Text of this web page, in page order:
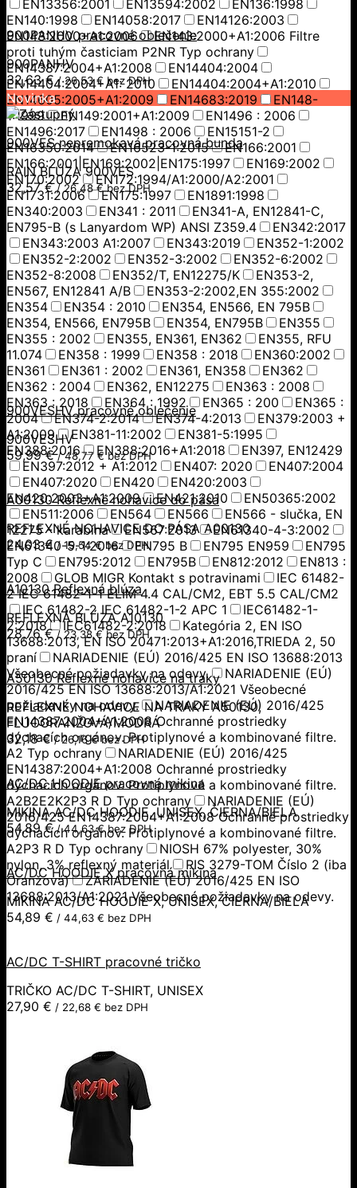
EN13356:2001 EN13594:2002
EN136:1998
EN140:1998
EN14058:2017
EN14126:2003
EN143:2000+A1:2006
EN143:2000+A1:2006 Filtre
proti tuhým časticiam P2NR Typ ochrany
EN14387:2004+A1:2008
EN14404:2004
EN14404:2004+A1: 2010
EN14404:2004+A1:2010
EN14605:2005+A1:2009
EN14683:2019
EN148-
1:1999
EN149:2001+A1:2009
EN1496 : 2006
EN1496:2017
EN1498 : 2006
EN15151-2
EN16350:2014
EN16523-1:2015
EN166:2001
EN166:2001|EN169:2002|EN175:1997
EN169:2002
EN170:2002
EN172:1994/A1:2000/A2:2001
EN1731:2006
EN175:1997
EN1891:1998
EN340:2003
EN341 : 2011
EN341-A, EN12841-C,
EN795-B (s Lanyardom WP) ANSI Z359.4
EN342:2017
EN343:2003 A1:2007
EN343:2019
EN352-1:2002
EN352-2:2002
EN352-3:2002
EN352-6:2002
EN352-8:2008
EN352/T, EN12275/K
EN353-2,
EN567, EN12841 A/B
EN353-2:2002,EN 355:2002
EN354
EN354 : 2010
EN354, EN566, EN 795B
EN354, EN566, EN795B
EN354, EN795B
EN355
EN355 : 2002
EN355, EN361, EN362
EN355, RFU
11.074
EN358 : 1999 EN358 : 2018
EN360:2002
EN361
EN361 : 2002 EN361, EN358
EN362
EN362 : 2004
EN362, EN12275
EN363 : 2008
EN363 : 2018
EN364 : 1992 EN365 : 200
EN365 :
2004
EN374-2:2014 EN374-4:2013
EN379:2003 +
A1:2009
EN381-11:2002
EN381-5:1995
EN388:2016
EN388:2016+A1:2018
EN397, EN12429
EN397:2012 + A1:2012
EN407: 2020
EN407:2004
EN407:2020
EN420
EN420:2003
EN420:2003+A1:2009
EN421:2010
EN50365:2002
EN511:2006
EN564 EN566
EN566 - slučka, EN
12275 - karabína
EN567:2013
EN61340-4-3:2002
EN61340-5-1:2016
EN795 B EN795 EN959
EN795
Typ C
EN795:2012 EN795B EN812:2012
EN813 :
2008
GLOB MIGR Kontakt s potravinami
IEC 61482-
2 IEC 61482-1-1 ELIM 4.4 CAL/CM2, EBT 5.5 CAL/CM2
IEC 61482-2 IEC 61482-1-2 APC 1
IEC61482-1-
2:2018
IEC61482-2:2018
Kategória 2, EN ISO
13688:2013, EN ISO 20471:2013+A1:2016,TRIEDA 2, 50
praní
NARIADENIE (EÚ) 2016/425 EN ISO 13688:2013
Všeobecné požiadavky na odevy.
NARIADENIE (EÚ)
2016/425 EN ISO 13688:2013/A1:2021 Všeobecné
požiadavky na odevy.
NARIADENIE (EÚ) 2016/425
EN14387:2004+A1:2008 Ochranné prostriedky
dýchacích orgánov. Protiplynové a kombinované filtre.
A2 Typ ochrany
NARIADENIE (EÚ) 2016/425
EN14387:2004+A1:2008 Ochranné prostriedky
dýchacích orgánov. Protiplynové a kombinované filtre.
A2B2E2K2P3 R D Typ ochrany
NARIADENIE (EÚ)
2016/425 EN14387:2004+A1:2008 Ochranné prostriedky
dýchacích orgánov. Protiplynové a kombinované filtre.
A2P3 R D Typ ochrany
NIOSH 67% polyester, 30%
nylon, 3% reflexný materiál
RIS 3279-TOM Číslo 2 (iba
Oranžová)
ZARIADENIE (EÚ) 2016/425 EN ISO
13688:2013/A1:2021 Všeobecné požiadavky na odevy.
900PANHV pracovné oblečenie
900PANHV
32,63€/26,53€ bez DPH
Novinka
900VES nepremokavá pracovná bunda
RAIN BLÚZA 900VES
32,57€/26,48€bez DPH
900VESHV pracovné oblečenie
900VESHV
59,99€/48,77 €bez DPH
A00130 Reflexné nohavice do pása
REFLEXNÉ NOHAVICE DO PÁSA A00130
24,03€/19,54€bez DPH
A10130 Reflexná blúza
REFLEXNÁ BLÚZA A10130
28,76€/ 23,38€bez DPH
A50130 Reflexné nohavice na traky
REFLEXNÉ NOHAVICE NA TRAKY A50130,
FLUOORANŽOVÁ/MODRÁ
32,18€/26,16€bez DPH
AC/DC HOODIE pracovná mikina
MIKINA AC/DC HOODIE, UNISEX, ČIERNA/BIELA
54,89€/44,63€bez DPH
AC/DC HOODIE X pracovná mikina
MIKINA AC/DC HOODIE X, UNISEX, ČIERNA/BIELA
54,89 € / 44,63 € bez DPH
AC/DC T-SHIRT pracovné tričko
TRIČKO AC/DC T-SHIRT, UNISEX
27,90 € / 22,68 € bez DPH